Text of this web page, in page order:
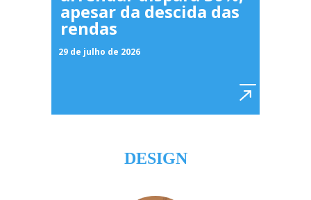
apesar da descida das
rendas
29 de julho de 2026
DESIGN